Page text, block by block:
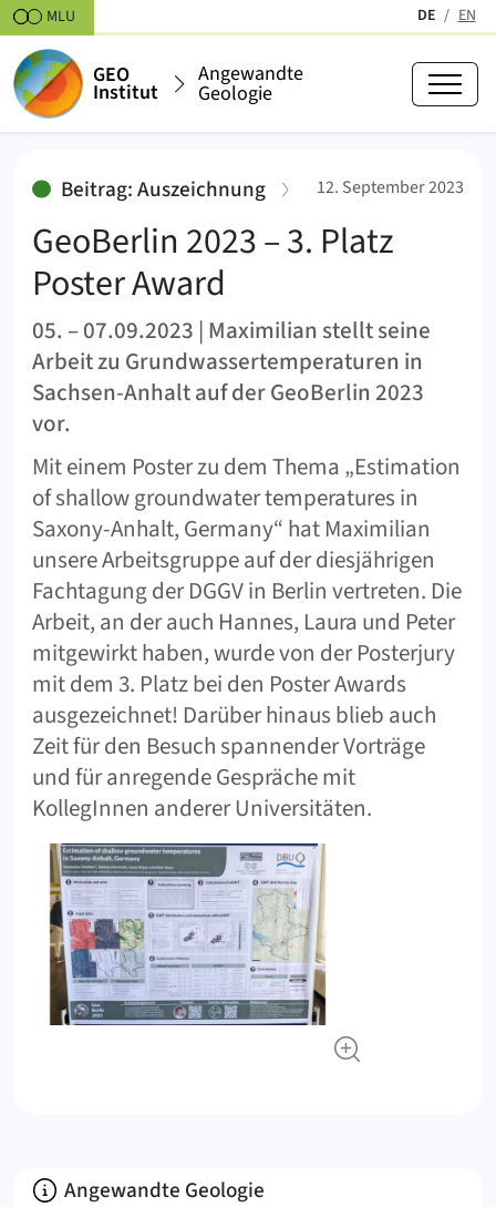
Zum Inhalt springen DE
(aktiv)
EN
MLU
GEO
Institut
Angewandte
Geologie
GeoBerlin 2023 – 3. Platz Poster
Beitrag: Auszeichnung:
GeoBerlin 2023 – 3. Platz
Poster Award
12. September 2023
05. – 07.09.2023 | Maximilian stellt seine
Arbeit zu Grundwassertemperaturen in
Sachsen-Anhalt auf der GeoBerlin 2023
vor.
Mit einem Poster zu dem Thema „Estimation
of shallow groundwater temperatures in
Saxony-Anhalt, Germany“ hat Maximilian
unsere Arbeitsgruppe auf der diesjährigen
Fachtagung der DGGV in Berlin vertreten. Die
Arbeit, an der auch Hannes, Laura und Peter
mitgewirkt haben, wurde von der Posterjury
mit dem 3. Platz bei den Poster Awards
ausgezeichnet! Darüber hinaus blieb auch
Zeit für den Besuch spannender Vorträge
und für anregende Gespräche mit
KollegInnen anderer Universitäten.
Über
Angewandte Geologie